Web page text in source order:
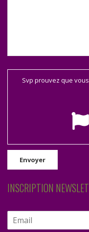
Svp prouvez que
INSCRIPTION